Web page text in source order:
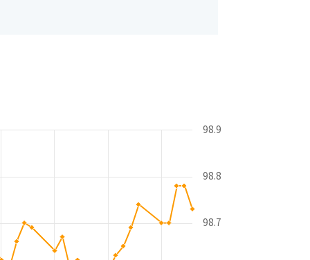
98.7
98.8
98.9